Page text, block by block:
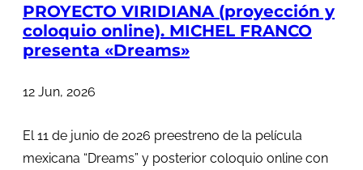
PROYECTO VIRIDIANA (proyección y
coloquio online). MICHEL FRANCO
presenta «Dreams»
12 Jun, 2026
El 11 de junio de 2026 preestreno de la película
mexicana “Dreams” y posterior coloquio online con